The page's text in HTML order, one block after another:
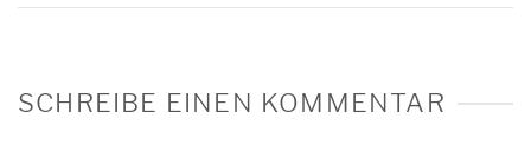
SCHREIBE EINEN KOMMENTAR